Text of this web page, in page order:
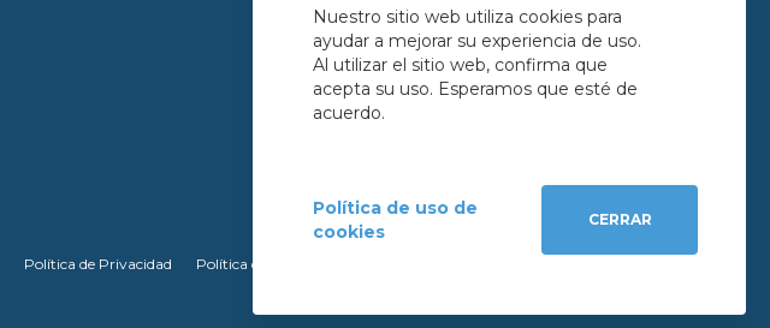
Política de Reservas
Política de Privacidad
Nuestro sitio web utiliza cookies para
ayudar a mejorar su experiencia de uso.
Al utilizar el sitio web, confirma que
acepta su uso. Esperamos que esté de
acuerdo.
Política de uso de
cookies
CERRAR